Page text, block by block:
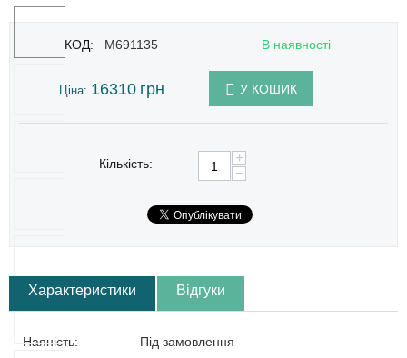
КОД: M691135 В наявності
Ціна: 16310 грн У КОШИК
Кількість:
+
−
Характеристики Відгуки
Наяність: Під замовлення